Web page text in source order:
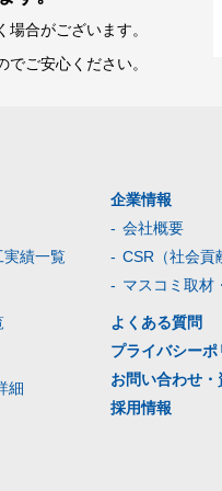
合がございます。
ご安心ください。
実績一覧
細
企業情報
会社概要
CSR（社会貢
マスコミ取材
よくある質問
プライバシーポ
お問い合わせ・
採用情報